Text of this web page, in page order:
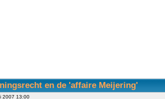
en de 'affaire Meijering'
2007 13:00